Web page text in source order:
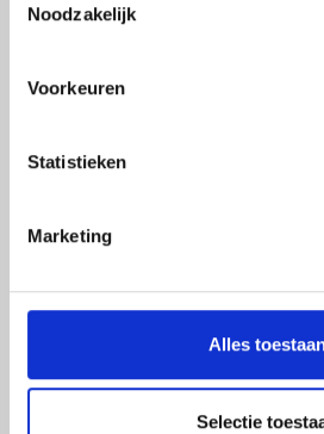
Noodzakelijk
Voorkeuren
Statistieken
Marketing
Alles
Selectie
check_circle
Leverancier met expertise
HANDIG OM ER BIJ TE KOPEN